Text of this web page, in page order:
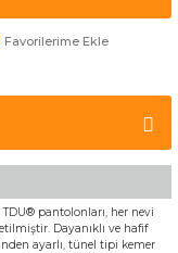
pantolonları, her nevi
Dayanıklı ve hafif
ayarlı, tünel tipi kemer